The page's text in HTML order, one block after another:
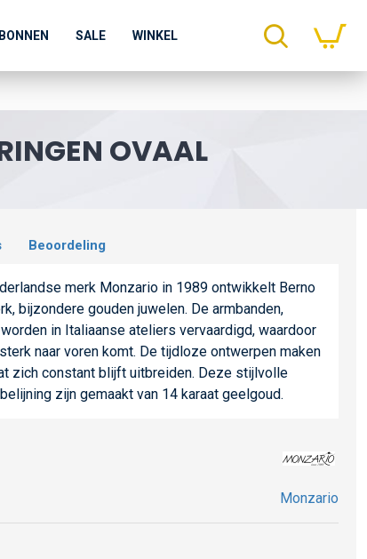
SALE WINKEL
OVAAL
Beoordeling
merk Monzario in 1989 ontwikkelt Berno
bijzondere gouden juwelen. De armbanden,
in Italiaanse ateliers vervaardigd, waardoor
naar voren komt. De tijdloze ontwerpen maken
zich constant blijft uitbreiden. Deze stijlvolle
zijn gemaakt van 14 karaat geelgoud.
Monzario